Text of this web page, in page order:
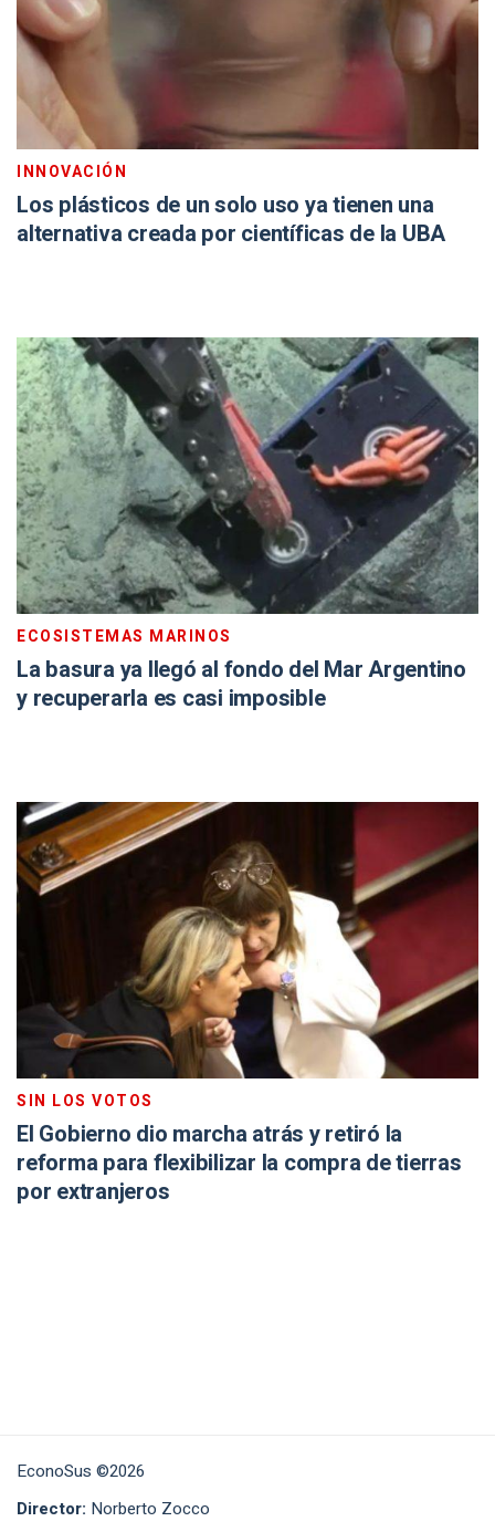
INNOVACIÓN
Los plásticos de un solo uso ya tienen una
alternativa creada por científicas de la UBA
ECOSISTEMAS MARINOS
La basura ya llegó al fondo del Mar Argentino
y recuperarla es casi imposible
SIN LOS VOTOS
El Gobierno dio marcha atrás y retiró la
reforma para flexibilizar la compra de tierras
por extranjeros
EconoSus ©2026
Director: Norberto Zocco